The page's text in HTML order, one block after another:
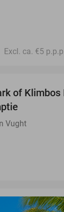
Excl. ca. €5
of Klimbos
Vught